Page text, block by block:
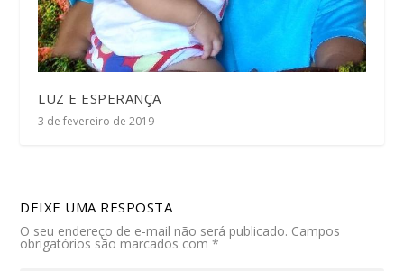
LUZ E ESPERANÇA
3 de fevereiro de 2019
DEIXE UMA RESPOSTA
O seu endereço de e-mail não será publicado. Campos
obrigatórios são marcados com*